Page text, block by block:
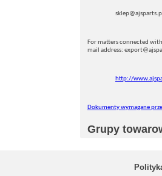
sklep@ajsparts.pl
For matters connected
mail address:
http://
Dokumenty wymagane
Grupy